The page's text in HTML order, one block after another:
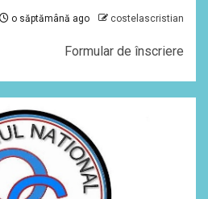
o săptămână ago costelascristian
Formular de înscriere